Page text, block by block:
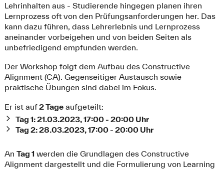
Lehrinhalten aus - Studierende hingegen planen ihren
Lernprozess oft von den Prüfungsanforderungen her. Das
kann dazu führen, dass Lehrerlebnis und Lernprozess
aneinander vorbeigehen und von beiden Seiten als
unbefriedigend empfunden werden.
Der Workshop folgt dem Aufbau des Constructive
Alignment (CA). Gegenseitiger Austausch sowie
praktische Übungen sind dabei im Fokus.
Er ist auf2 Tageaufgeteilt:
Tag 1: 21.03.2023, 17:00 - 20:00 Uhr
Tag 2: 28.03.2023, 17:00 - 20:00 Uhr
An Tag 1 werden die Grundlagen des Constructive
Alignment dargestellt und die Formulierung von Learning